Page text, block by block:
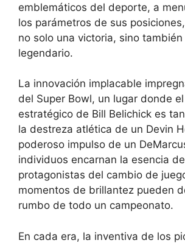
emblemáticos del deporte, a
los parámetros de sus
no solo una victoria, sino
legendario.
La innovación implacable
del Super Bowl, un lugar donde
estratégico de Bill Belichick es
la destreza atlética de un Devin
poderoso impulso de un
individuos encarnan la esencia
protagonistas del cambio de
momentos de brillantez pueden
rumbo de todo un campeonato.
En cada era, la inventiva de los